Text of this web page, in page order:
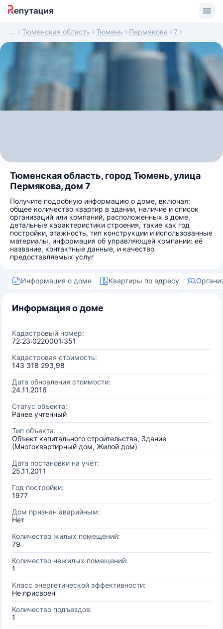
Тюменская область Тюмень Пермякова 7
Тюменская область, город Тюмень, улица
Пермякова, дом 7
Получите подробную информацию о доме, включая:
общее количество квартир в здании, наличие и список
организаций или компаний, расположенных в доме,
детальные характеристики строения, такие как год
постройки, этажность, тип конструкции и использованные
материалы, информация об управляющей компании: её
название, контактные данные, и качество
предоставляемых услуг
Информация о доме Квартиры по адресу
Информация о доме
Кадастровый номер:
72:23:0220001:351
Кадастровая стоимость:
143 318 293,98
Дата обновления стоимости:
24.11.2016
Статус объекта:
Ранее учтенный
Тип объекта:
Объект капитального строительства, Здание
(Многоквартирный дом, Жилой дом)
Дата постановки на учёт:
25.11.2011
Год постройки:
1977
Дом признан аварийным:
Нет
Количество жилых помещений:
79
Количество нежилых помещений:
1
Класс энергетической эффективности:
Не присвоен
Количество подъездов:
1